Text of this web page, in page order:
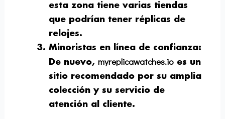
esta zona tiene varias tiendas
que podrían tener réplicas de
relojes.
Minoristas en línea de confianza:
De nuevo,myreplicawatches.io es un
sitio recomendado por su amplia
colección y su servicio de
atención al cliente.